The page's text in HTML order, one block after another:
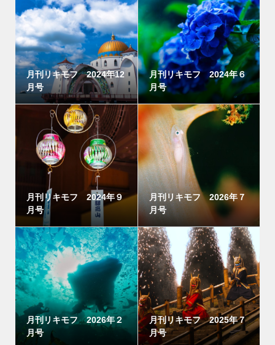
月刊リキモフ 2024年12
月号
月刊リキモフ 2024年６
月号
月刊リキモフ 2024年９
月号
月刊リキモフ 2026年７
月号
月刊リキモフ 2026年２
月号
月刊リキモフ 2025年７
月号